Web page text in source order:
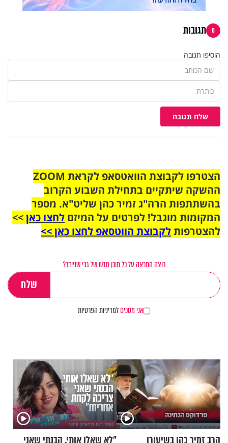
0 תגובות
הוסיפו תגובה
שלח תגובה
הצטרפו לקבוצת הוואטסאפ לקראת ZOOM
ההשקה שיתקיים בתחילת השבוע הקרוב
בהשתתפות הרה"ג זמיר כהן שליט"א. מספר
המקומות מוגבל! לפרטים על המיזם לחצו כאן>>
להצטרפותלקבוצת הווטסאפ לחצו כאן >>
רוצה התראה על כל תוכן חדש של גבי שניידר?
אני מסכיםלמדיניות הפרטיות
הרב זמיר כהן בשיעורו "לא שאלו אותי. הבנתי שאני